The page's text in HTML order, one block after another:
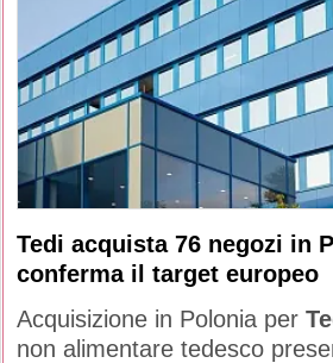
Tedi acquista 76 negozi in
conferma il target europeo
Acquisizione in Polonia per
non alimentare tedesco